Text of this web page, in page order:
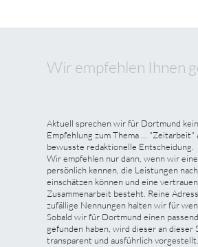
Wir empfehlen Ihnen
Aktuell sprechen wir für Dortmund
Empfehlung zum Thema ... "Zeitarbeit"
bewusste redaktionelle Entscheidung.
Wir empfehlen nur dann, wenn wir
persönlich kennen, die Leistungen
einschätzen können und eine
Zusammenarbeit besteht. Reine
zufällige Nennungen halten wir für
Sobald wir für Dortmund einen
gefunden haben, wird dieser an dieser
transparent und ausführlich vorgestellt.